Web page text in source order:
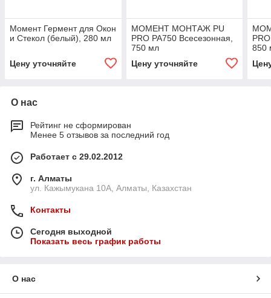
Момент Гермент для Окон
и Стекол (белый), 280 мл
Цену уточняйте
МОМЕНТ МОНТАЖ PU
PRO РА750 Всесезонная,
750 мл
Цену уточняйте
850
О нас
Рейтинг не сформирован
Менее 5 отзывов за последний год
Работает с 29.02.2012
г. Алматы
ул. Кажымукана 10А, Алматы, Казахстан
Контакты
Сегодня выходной
Показать весь график работы
О нас